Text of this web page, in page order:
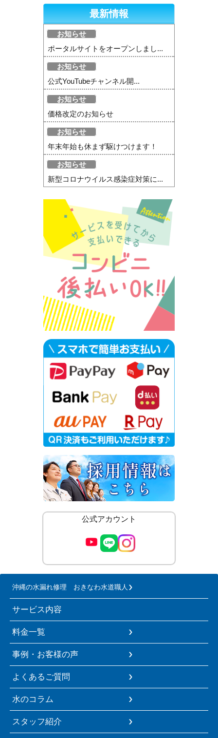
最新情報
お知らせ
ポータルサイトをオープンしまし...
お知らせ
公式YouTubeチャンネル開...
お知らせ
価格改定のお知らせ
お知らせ
年末年始も休まず駆けつけます！
お知らせ
新型コロナウイルス感染症対策に...
公式アカウント
沖縄の水漏れ修理 おきなわ水道職人
サービス内容
料金一覧
事例・お客様の声
よくあるご質問
水のコラム
スタッフ紹介